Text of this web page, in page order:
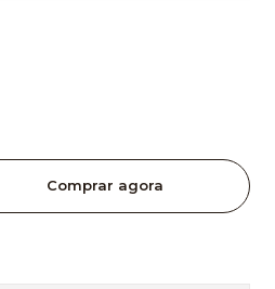
Comprar agora